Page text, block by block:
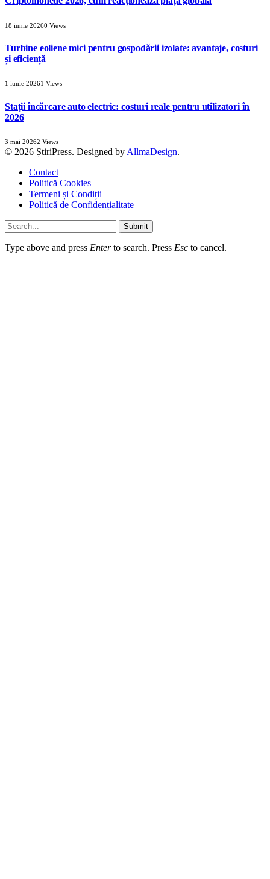
18 iunie 20260 Views
Turbine eoliene mici pentru gospodării izolate: avantaje, costuri
și eficiență
1 iunie 20261 Views
Stații încărcare auto electric: costuri reale pentru utilizatori în
2026
3 mai 20262 Views
© 2026 ȘtiriPress. Designed by AllmaDesign.
Contact
Politică Cookies
Termeni și Condiții
Politică de Confidențialitate
Submit
Type above and press Enterto search. Press Esc to cancel.